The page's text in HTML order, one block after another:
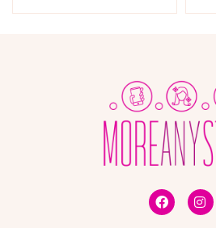
Higiene e cuidado nasal
Máscaras faciais
Produtos para barbear
Sérum e anti-manchas
Tónicos faciais
Tratamentos faciais